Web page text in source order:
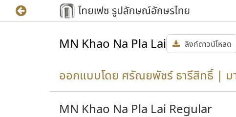
MN Khao Na Pla Lai ลิงก์ดาวน์โหลด
ออกแบบโดย ศรัณยพัชร์ ธารีสิทธิ์ |
MN Khao Na Pla Lai Regular